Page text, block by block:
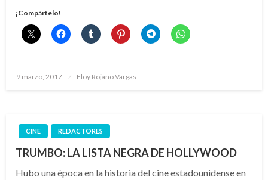
¡Compártelo!
Publicado
9 marzo, 2017 Eloy Rojano Vargas
CINE REDACTORES
TRUMBO: LA LISTA NEGRA DE HOLLYWOOD
Hubo una época en la historia del cine estadounidense en